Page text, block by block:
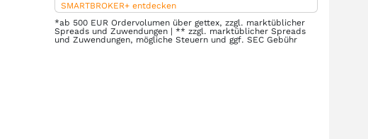
SMARTBROKER+ entdecken
*ab 500 EUR Ordervolumen über gettex, zzgl. marktüblicher
Spreads und Zuwendungen | ** zzgl. marktüblicher Spreads
und Zuwendungen, mögliche Steuern und ggf. SEC Gebühr